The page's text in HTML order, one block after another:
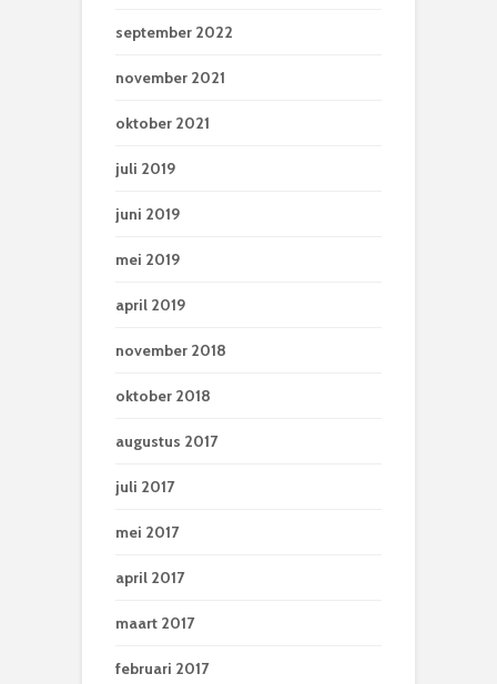
september 2022
november 2021
oktober 2021
juli 2019
juni 2019
mei 2019
april 2019
november 2018
oktober 2018
augustus 2017
juli 2017
mei 2017
april 2017
maart 2017
februari 2017